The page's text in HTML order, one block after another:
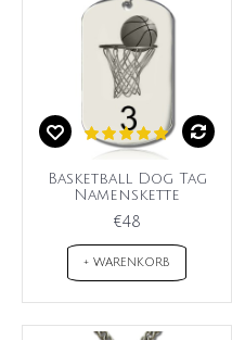
Basketball Dog Tag
Namenskette
€48
+ WARENKORB